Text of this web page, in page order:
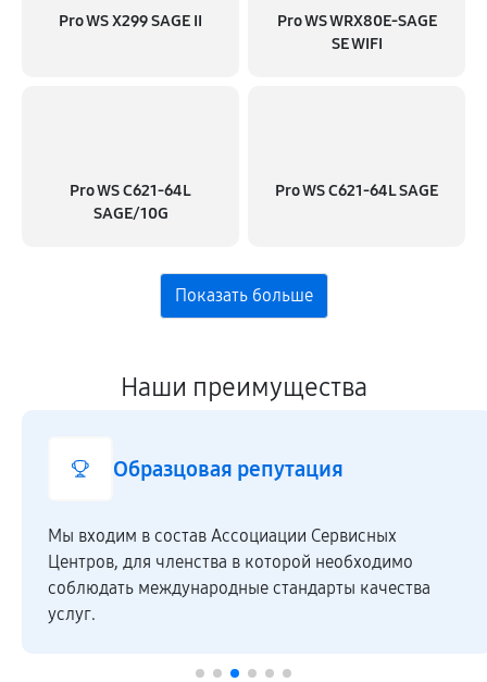
Pro WS X299 SAGE II
Pro WS WRX80E-SAGE
SE WIFI
Pro WS C621-64L
SAGE/10G
Pro WS C621-64L SAGE
Наши преимущества
Образцовая репутация
Мы входим в состав Ассоциации Сервисных
Центров, для членства в которой необходимо
соблюдать международные стандарты качества
услуг.